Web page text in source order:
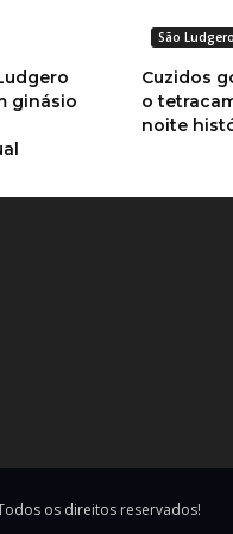
ginásio
São Ludgero
Cuzidos
o
noite
os direitos reservados!